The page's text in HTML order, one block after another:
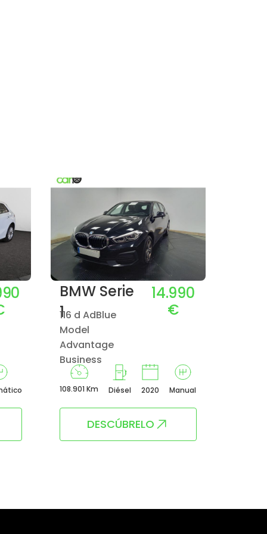
BMW Serie
1
116 d AdBlue
Model
Advantage
Business
14.990
€
108.901 Km Diésel 2020 Manual
DESCÚBRELO